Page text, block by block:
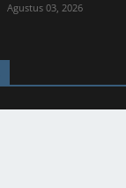
Agustus 03, 2026